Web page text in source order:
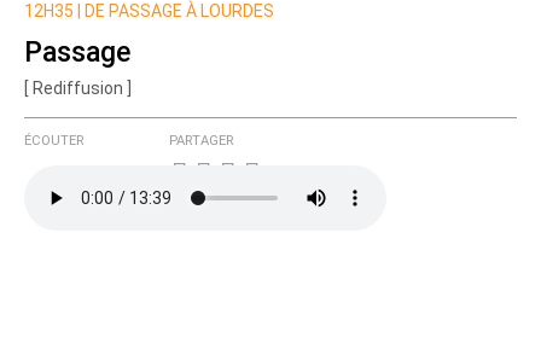
12H35 |
DE PASSAGE À LOURDES
Passage
[ Rediffusion ]
ÉCOUTER PARTAGER